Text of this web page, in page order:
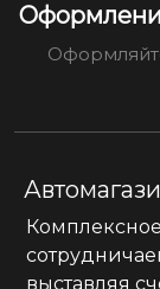
выставляя